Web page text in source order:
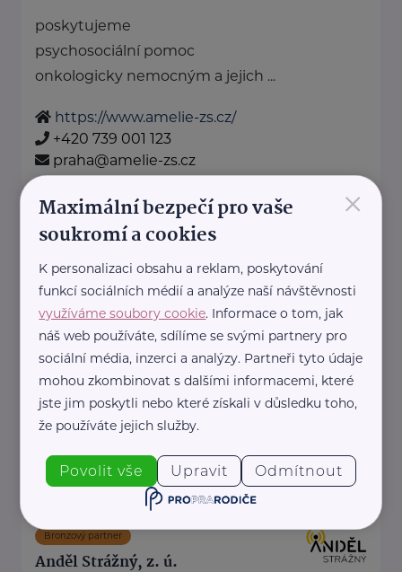
poskytujeme
psychosociální pomoc
onkologicky nemocným a jejich ...
https://www.amelie-zs.cz/
+420 739 001 123
praha@amelie-zs.cz
Amfion sanatorium, s.r.o.
Akreditace MPSV,
Registrované služby Krajský úřad Středočeský
kraj:
Domov pro seniory
Domov pro osoby vyžadující zvláštní péči ...
www.amfion.cz
reditel@amfion.cz
Bronzový partner
Anděl Strážný, z. ú.
×
Maximální bezpečí pro vaše
soukromí a cookies
K personalizaci obsahu a reklam, poskytování
funkcí sociálních médií a analýze naší návštěvnosti
využíváme soubory cookie. Informace o tom, jak
náš web používáte, sdílíme se svými partnery pro
sociální média, inzerci a analýzy. Partneři tyto údaje
mohou zkombinovat s dalšími informacemi, které
jste jim poskytli nebo které získali v důsledku toho,
že používáte jejich služby.
Povolit vše Upravit Odmítnout